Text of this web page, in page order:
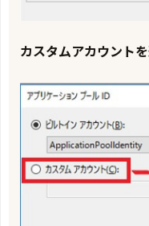
カスタムアカウント